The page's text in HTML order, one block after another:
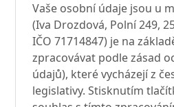
Vaše osobní údaje jsou u
(Iva Drozdová, Polní 249,
IČO 71714847) je na
zpracovávat podle zásad
údajů), které vycházejí z
legislativy. Stisknutím